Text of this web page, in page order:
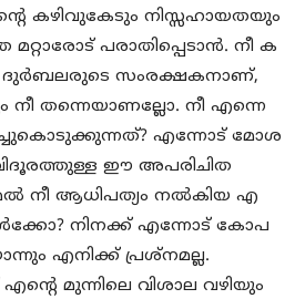
കഴിവുകേടും നിസ്സഹായതയും
പരാതിപ്പെടാന്‍. നീ ക
ദുര്‍ബലരുടെ സംരക്ഷകനാണ്,
തന്നെയാണല്ലോ. നീ എന്നെ
എന്നോട് മോശ
ഈ അപരിചിത
നീ ആധിപത്യം നല്‍കിയ എ
നിനക്ക് എന്നോട് കോപ
എനിക്ക് പ്രശ്‌നമല്ല.
മുന്നിലെ വിശാല വഴിയും